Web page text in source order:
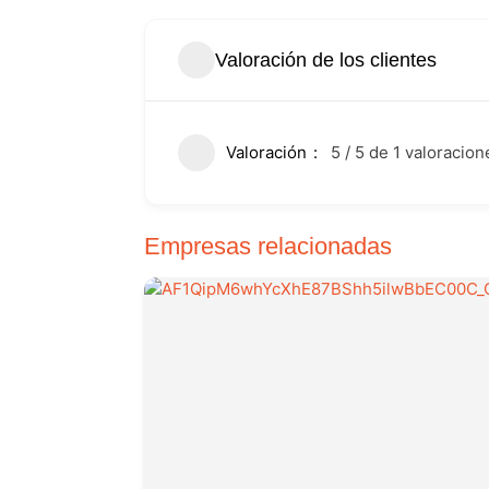
Valoración de los clientes
Valoración 5 / 5 de 1
Empresas relacionadas